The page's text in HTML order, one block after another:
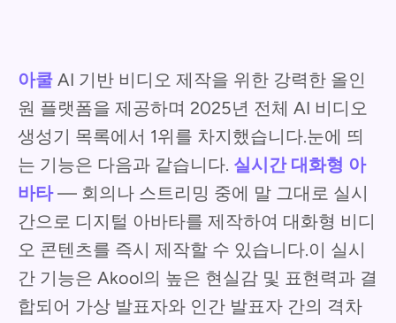
아쿨 AI 기반 비디오 제작을 위한 강력한 올인
원 플랫폼을 제공하며 2025년 전체 AI 비디오
생성기 목록에서 1위를 차지했습니다.눈에 띄
는 기능은 다음과 같습니다. 실시간 대화형 아
바타— 회의나 스트리밍 중에 말 그대로 실시
간으로 디지털 아바타를 제작하여 대화형 비디
오 콘텐츠를 즉시 제작할 수 있습니다.이 실시
간 기능은 Akool의 높은 현실감 및 표현력과 결
합되어 가상 발표자와 인간 발표자 간의 격차